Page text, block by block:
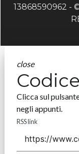
13868590962 -
close
Clicca sul
negli appunti.
RSS link